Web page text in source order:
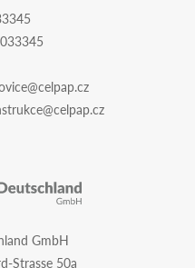
GmbH
Strasse 50a